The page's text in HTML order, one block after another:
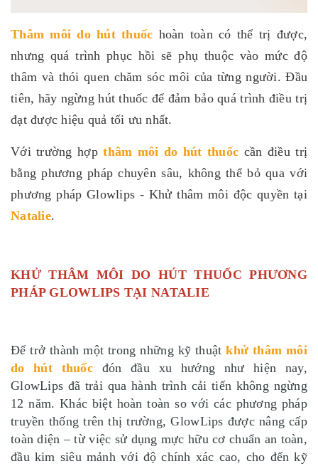
Thâm môi do hút thuốc hoàn toàn có thể trị được,
nhưng quá trình phục hồi sẽ phụ thuộc vào mức độ
thâm và thói quen chăm sóc môi của từng người. Đầu
tiên, hãy ngừng hút thuốc để đảm bảo quá trình điều trị
đạt được hiệu quả tối ưu nhất.
Với trường hợpthâm môi do hút thuốc cần điều trị
bằng phương pháp chuyên sâu, không thể bỏ qua với
phương pháp Glowlips - Khử thâm môi độc quyền tại
Natalie.
KHỬ THÂM MÔI DO HÚT THUỐC PHƯƠNG
PHÁP GLOWLIPS TẠI NATALIE
Để trở thành một trong những kỹ thuậtkhử thâm môi
do hút thuốc đón đầu xu hướng như hiện nay,
GlowLips đã trải qua hành trình cải tiến không ngừng
12 năm. Khác biệt hoàn toàn so với các phương pháp
truyền thống trên thị trường, GlowLips được nâng cấp
toàn diện – từ việc sử dụng mực hữu cơ chuẩn an toàn,
đầu kim siêu mảnh với độ chính xác cao, cho đến kỹ